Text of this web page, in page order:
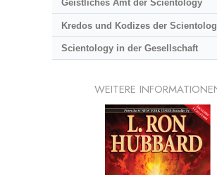
Geistliches Amt der Scientology
Kredos und Kodizes der
Scientology in der Gesellschaft
WEITERE